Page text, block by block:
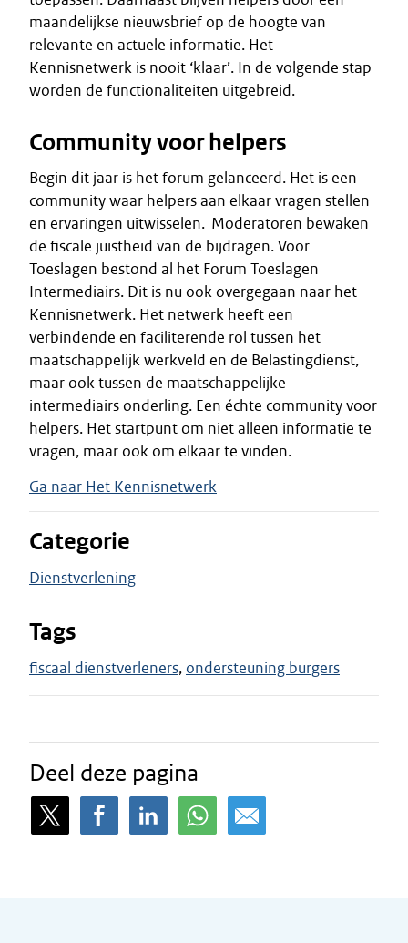
maandelijkse nieuwsbrief op de hoogte van
relevante en actuele informatie. Het
Kennisnetwerk is nooit ‘klaar’. In de volgende stap
worden de functionaliteiten uitgebreid.
Community voor helpers
Begin dit jaar is het forum gelanceerd. Het is een
community waar helpers aan elkaar vragen stellen
en ervaringen uitwisselen. Moderatoren bewaken
de fiscale juistheid van de bijdragen. Voor
Toeslagen bestond al het Forum Toeslagen
Intermediairs. Dit is nu ook overgegaan naar het
Kennisnetwerk. Het netwerk heeft een
verbindende en faciliterende rol tussen het
maatschappelijk werkveld en de Belastingdienst,
maar ook tussen de maatschappelijke
intermediairs onderling. Een échte community voor
helpers. Het startpunt om niet alleen informatie te
vragen, maar ook om elkaar te vinden.
Ga naar Het Kennisnetwerk
Categorie
Dienstverlening
Tags
fiscaal dienstverleners ondersteuning burgers
Deel deze pagina